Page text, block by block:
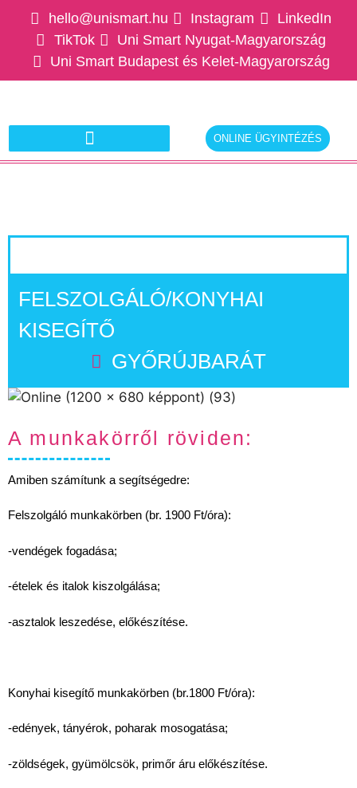
hello@unismart.hu Instagram
LinkedIn
TikTok
Uni Smart Nyugat-Magyarország
Uni Smart Budapest és Kelet-Magyarország
ONLINE ÜGYINTÉZÉS
FELSZOLGÁLÓ/KONYHAI
KISEGÍTŐ
GYŐRÚJBARÁT
A munkakörről röviden:
Amiben számítunk a segítségedre:
Felszolgáló munkakörben (br. 1900 Ft/óra):
-vendégek fogadása;
-ételek és italok kiszolgálása;
-asztalok leszedése, előkészítése.
Konyhai kisegítő munkakörben (br.1800 Ft/óra):
-edények, tányérok, poharak mosogatása;
-zöldségek, gyümölcsök, primőr áru előkészítése.